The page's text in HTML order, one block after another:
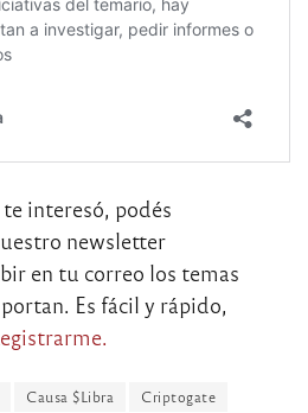
interesó, podés
newsletter
en tu correo los temas
Es fácil y rápido,
Causa $Libra
Criptogate